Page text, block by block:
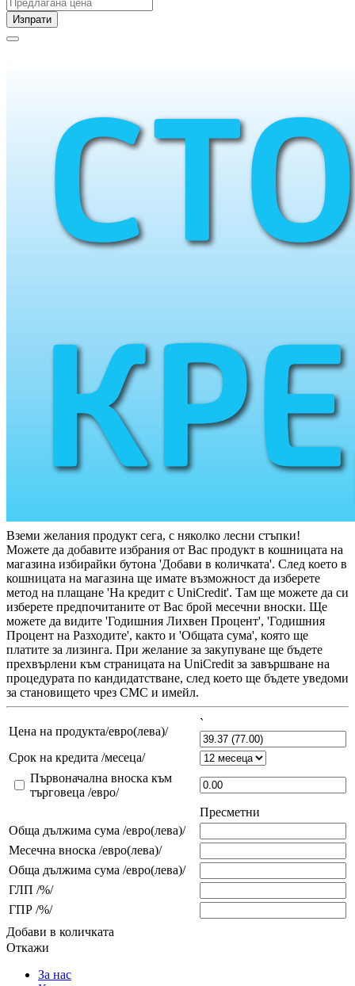
Изпрати
Вземи желания продукт сега, с няколко лесни стъпки!
Можете да добавите избрания от Вас продукт в кошницата на
магазина избирайки бутона 'Добави в количката'. След което в
кошницата на магазина ще имате възможност да изберете
метод на плащане 'На кредит с UniCredit'. Там ще можете да си
изберете предпочитаните от Вас брой месечни вноски. Ще
можете да видите 'Годишния Лихвен Процент', 'Годишния
Процент на Разходите', както и 'Общата сума', която ще
платите за лизинга. При желание за закупуване ще бъдете
прехвърлени към страницата на UniCredit за завършване на
процедурата по кандидатстване, след което ще бъдете уведоми
за становището чрез СМС и имейл.
Цена на продукта/евро(лева)/
`
Срок на кредита /месеца/
Първоначална вноска към
търговеца /евро/
Пресметни
Обща дължима сума /евро(лева)/
Месечна вноска /евро(лева)/
Обща дължима сума /евро(лева)/
ГЛП /%/
ГПР /%/
Добави в количката
Откажи
За нас